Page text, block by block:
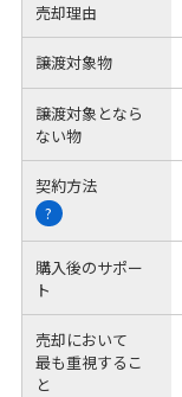
売却理由
譲渡対象物
譲渡対象となら
ない物
契約方法
?
購入後のサポー
ト
売却において
最も重視するこ
と